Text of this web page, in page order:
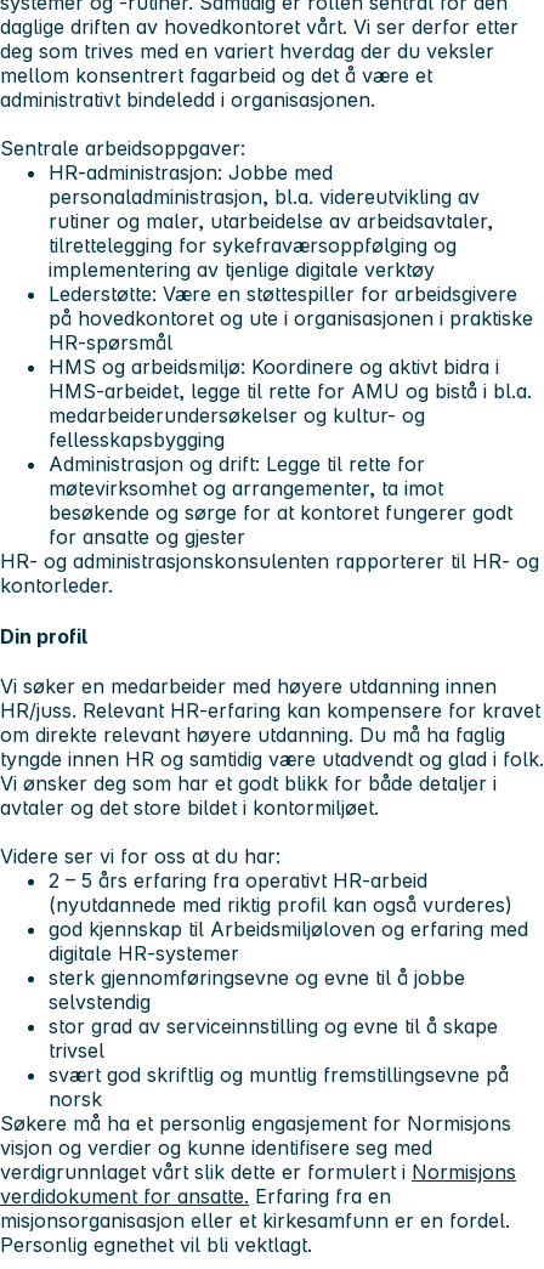
daglige driften av hovedkontoret vårt. Vi ser derfor etter
deg som trives med en variert hverdag der du veksler
mellom konsentrert fagarbeid og det å være et
administrativt bindeledd i organisasjonen.
Sentrale arbeidsoppgaver:
HR-administrasjon: Jobbe med
personaladministrasjon, bl.a. videreutvikling av
rutiner og maler, utarbeidelse av arbeidsavtaler,
tilrettelegging for sykefraværsoppfølging og
implementering av tjenlige digitale verktøy
Lederstøtte: Være en støttespiller for arbeidsgivere
på hovedkontoret og ute i organisasjonen i praktiske
HR-spørsmål
HMS og arbeidsmiljø: Koordinere og aktivt bidra i
HMS-arbeidet, legge til rette for AMU og bistå i bl.a.
medarbeiderundersøkelser og kultur- og
fellesskapsbygging
Administrasjon og drift: Legge til rette for
møtevirksomhet og arrangementer, ta imot
besøkende og sørge for at kontoret fungerer godt
for ansatte og gjester
HR- og administrasjonskonsulenten rapporterer til HR- og
kontorleder.
Din profil
Vi søker en medarbeider med høyere utdanning innen
HR/juss. Relevant HR-erfaring kan kompensere for kravet
om direkte relevant høyere utdanning. Du må ha faglig
tyngde innen HR og samtidig være utadvendt og glad i folk.
Vi ønsker deg som har et godt blikk for både detaljer i
avtaler og det store bildet i kontormiljøet.
Videre ser vi for oss at du har:
2 – 5 års erfaring fra operativt HR-arbeid
(nyutdannede med riktig profil kan også vurderes)
god kjennskap til Arbeidsmiljøloven og erfaring med
digitale HR-systemer
sterk gjennomføringsevne og evne til å jobbe
selvstendig
stor grad av serviceinnstilling og evne til å skape
trivsel
svært god skriftlig og muntlig fremstillingsevne på
norsk
Søkere må ha et personlig engasjement for Normisjons
visjon og verdier og kunne identifisere seg med
verdigrunnlaget vårt slik dette er formulert i Normisjons
verdidokument for ansatte. Erfaring fra en
misjonsorganisasjon eller et kirkesamfunn er en fordel.
Personlig egnethet vil bli vektlagt.